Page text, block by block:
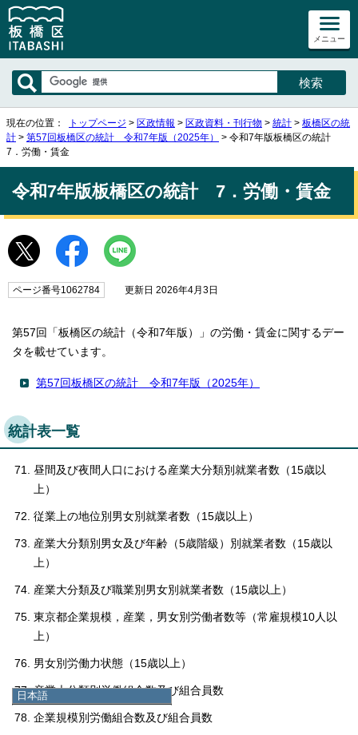
メニュー
日本語
日本語
English
現在の位置： トップページ > 区政情報 > 区政資料・刊行物 > 統計 > 板橋区の統
計 > 第57回板橋区の統計 令和7年版（2025年）
> 令和7年版板橋区の統計
7．労働・賃金
令和7年版板橋区の統計 7．労働・賃金
ページ番号1062784 更新日 2026年4月3日
第57回「板橋区の統計（令和7年版）」の労働・賃金に関するデー
タを載せています。
第57回板橋区の統計 令和7年版（2025年）
統計表一覧
昼間及び夜間人口における産業大分類別就業者数（15歳以
上）
従業上の地位別男女別就業者数（15歳以上）
産業大分類別男女及び年齢（5歳階級）別就業者数（15歳以
上）
産業大分類及び職業別男女別就業者数（15歳以上）
東京都企業規模，産業，男女別労働者数等（常雇規模10人以
上）
男女別労働力状態（15歳以上）
産業大分類別労働組合数及び組合員数
企業規模別労働組合数及び組合員数